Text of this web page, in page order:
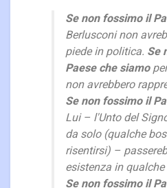
Se non fossimo il
Berlusconi non
piede in politica. Se
Paese che siamo
non avrebbero
Se non fossimo il
Lui – l'Unto del
da solo (qualche
risentirsi) –
esistenza in
Se non fossimo il